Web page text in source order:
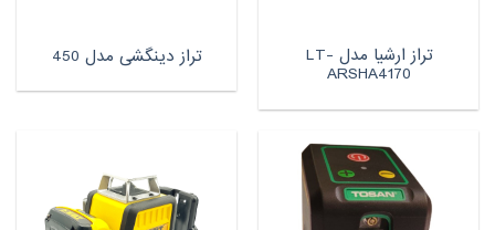
تراز ارشیا مدل LT-
ARSHA4170
تراز دینگشی مدل 450